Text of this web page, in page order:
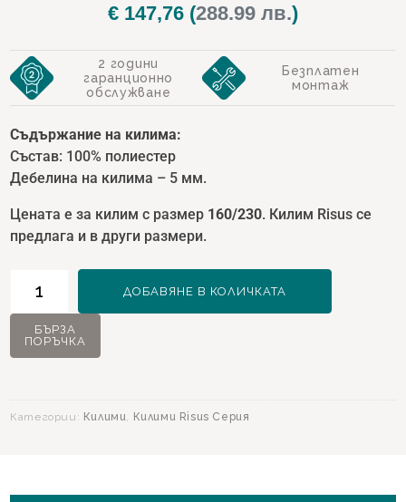
€ 147,76 (288.99 лв.)
2 години
гаранционно
обслужване
Безплатен
монтаж
Съдържание на килима:
Състав: 100% полиестер
Дебелина на килима – 5 мм.
Цената е за килим с размер 160/230. Килим Risus се
предлага и в други размери.
Килим
Risus
-
ДОБАВЯНЕ В КОЛИЧКАТА
БЪРЗА
ПОРЪЧКА
Категории: Килими, Килими Risus Серия